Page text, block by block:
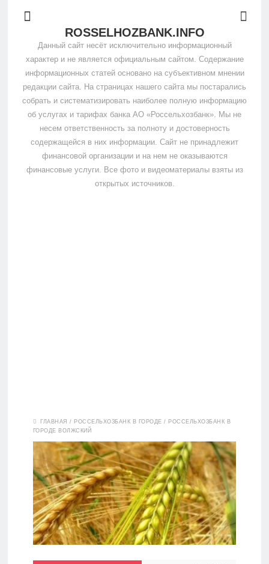
ROSSELHOZBANK.INFO
Данный сайт несёт исключительно информационный
характер и не является официальным сайтом. Содержание
информационных статей основано на субъективном мнении
редакции сайта. На страницах нашего сайта мы постарались
собрать и систематизировать наиболее полную информацию
об услугах и тарифах банка АО «Россельхозбанк». Мы не
несем ответственность за полноту и достоверность
содержащейся в них информации. Сайт не принадлежит
финансовой организации и на нем не оказываются
финансовые услуги. Все фото и видеоматериалы взяты из
открытых источников.
Дебетовые
карты
Кредитные
карты
Кредиты
ГЛАВНАЯ / РОССЕЛЬХОЗБАНК В ГОРОДЕ / РОССЕЛЬХОЗБАНК В
ГОРОДЕ ВОЛЖСКИЙ